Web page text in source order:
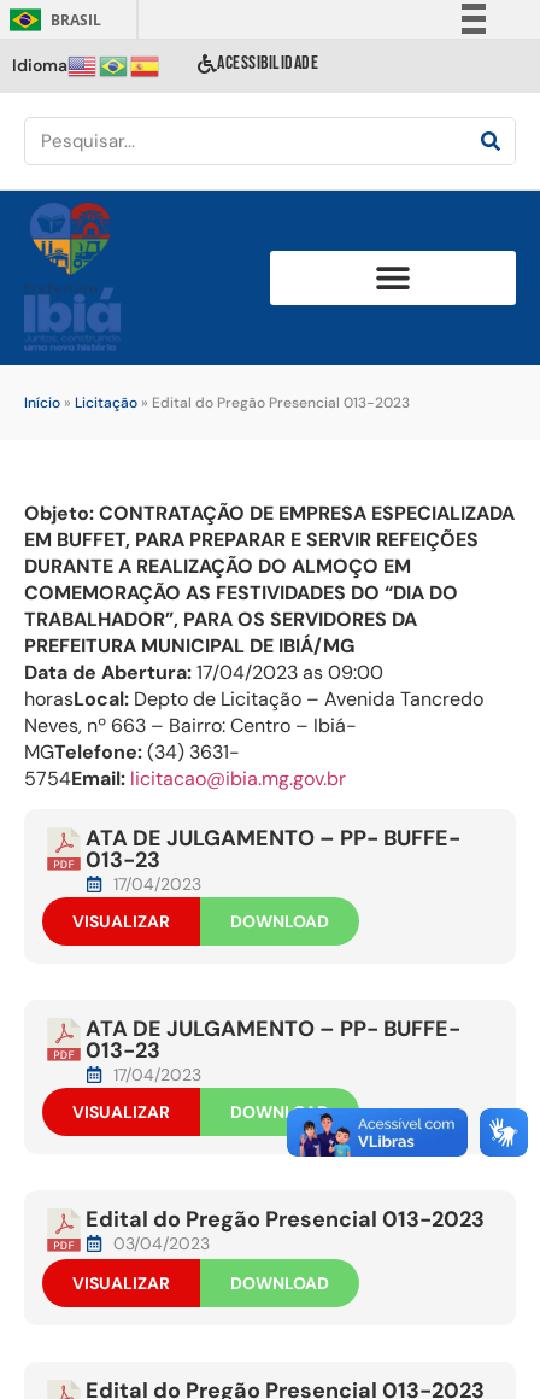
BRASIL
Comunica BR
Acesso à informação
Idioma ACESSIBILIDADE
Início » Licitação » Edital do Pregão Presencial 013-2023
Objeto:CONTRATAÇÃO DE EMPRESA ESPECIALIZADA
EM BUFFET, PARA PREPARAR E SERVIR REFEIÇÕES
DURANTE A REALIZAÇÃO DO ALMOÇO EM
COMEMORAÇÃO AS FESTIVIDADES DO “DIA DO
TRABALHADOR”, PARA OS SERVIDORES DA
PREFEITURA MUNICIPAL DE IBIÁ/MG
Data de Abertura:17/04/2023 as 09:00
horasLocal: Depto de Licitação – Avenida Tancredo
Neves, nº 663 – Bairro: Centro – Ibiá-
MGTelefone:(34) 3631-
5754Email: licitacao@ibia.mg.gov.br
ATA DE JULGAMENTO – PP- BUFFE-
013-23
17/04/2023
VISUALIZAR
DOWNLOAD
ATA DE JULGAMENTO – PP- BUFFE-
013-23
17/04/2023
VISUALIZAR
DOWNLOAD
Edital do Pregão Presencial 013-2023
03/04/2023
VISUALIZAR
DOWNLOAD
Edital do Pregão Presencial 013-2023